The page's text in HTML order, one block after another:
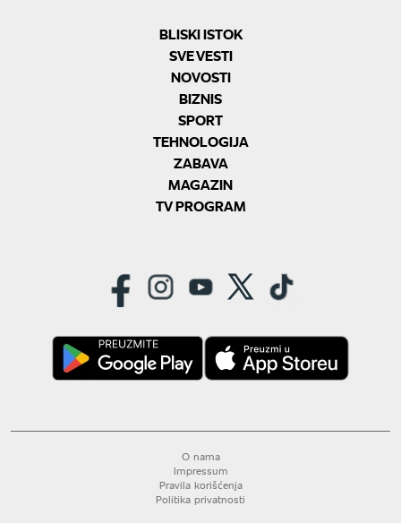
BLISKI ISTOK
SVE VESTI
NOVOSTI
BIZNIS
SPORT
TEHNOLOGIJA
ZABAVA
MAGAZIN
TV PROGRAM
O nama
Impressum
Pravila korišćenja
Politika privatnosti